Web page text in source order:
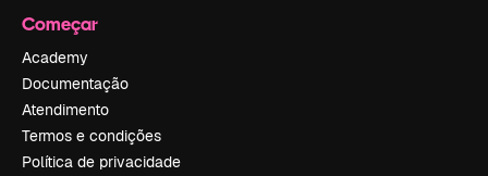
Começar
Academy
Documentação
Atendimento
Termos e condições
Política de privacidade